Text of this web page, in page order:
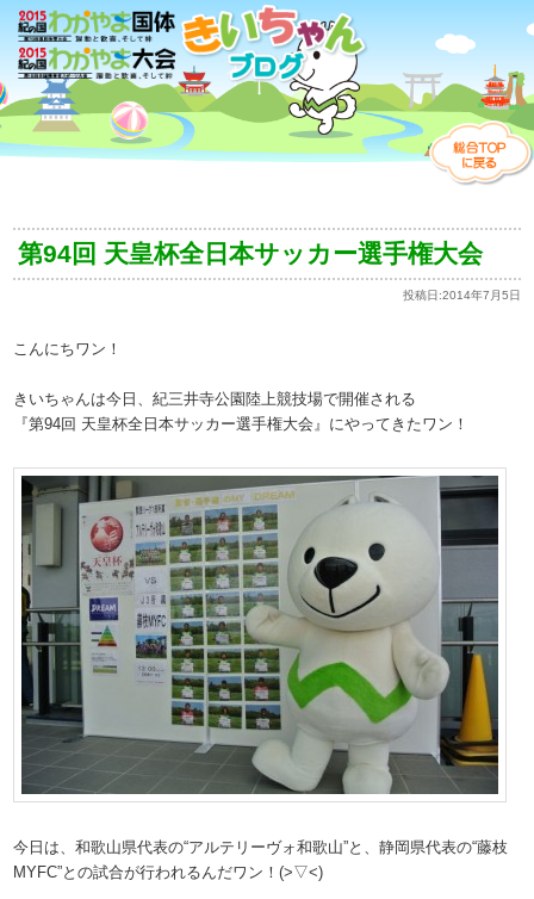
第94回 天皇杯全日本サッカー選手権大会
投稿日:2014年7月5日
こんにちワン！
きいちゃんは今日、紀三井寺公園陸上競技場で開催される
『第94回 天皇杯全日本サッカー選手権大会』にやってきたワン！
今日は、和歌山県代表の“アルテリーヴォ和歌山”と、静岡県代表の“藤枝
MYFC”との試合が行われるんだワン！(>▽<)